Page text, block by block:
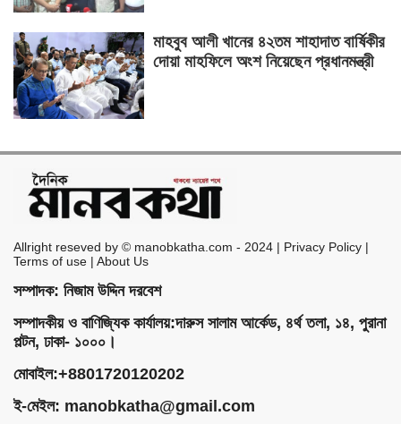
মাহবুব আলী খানের ৪২তম শাহাদাত বার্ষিকীর
দোয়া মাহফিলে অংশ নিয়েছেন প্রধানমন্ত্রী
Allright reseved by © manobkatha.com - 2024 | Privacy Policy |
Terms of use | About Us
সম্পাদক: নিজাম উদ্দিন দরবেশ
সম্পাদকীয় ও বাণিজ্যিক কার্যালয়:দারুস সালাম আর্কেড, ৪র্থ তলা, ১৪, পুরানা
পল্টন, ঢাকা- ১০০০।
মোবাইল:+8801720120202
ই-মেইল: manobkatha@gmail.com